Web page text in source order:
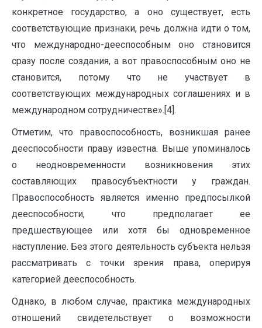
конкретное государство, а оно существует, есть
соответствующие признаки, речь должна идти о том,
что международно-дееспособным оно становится
сразу после создания, а вот правоспособным оно не
становится, потому что не участвует в
соответствующих международных соглашениях и в
международном сотрудничестве».[4].
Отметим, что правоспособность, возникшая ранее
дееспособности праву известна. Выше упоминалось
о неодновременности возникновения этих
составляющих правосубъектности у граждан.
Правоспособность является именно предпосылкой
дееспособности, что предполагает ее
предшествующее или хотя бы одновременное
наступление. Без этого деятельность субъекта нельзя
рассматривать с точки зрения права, оперируя
категорией дееспособность.
Однако, в любом случае, практика международных
отношений свидетельствует о возможности